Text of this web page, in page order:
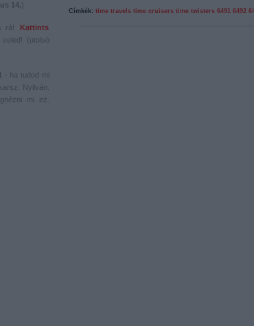
14.)
rá!
Kattints
(utolsó
- ha tudod mi
Nyilván.
mi ez.
Címkék: time travels time cruisers time twisters 6491 6492